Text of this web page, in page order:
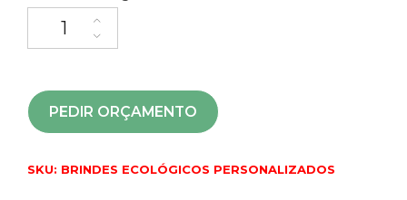
PEDIR ORÇAMENTO
SKU: BRINDES ECOLÓGICOS PERSONALIZADOS